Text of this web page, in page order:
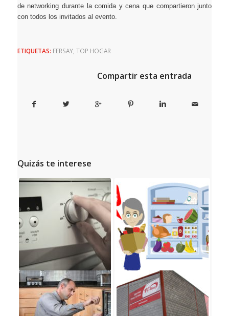
de networking durante la comida y cena que compartieron junto
con todos los invitados al evento.
ETIQUETAS: FERSAY, TOP HOGAR
Compartir esta entrada
Quizás te interese